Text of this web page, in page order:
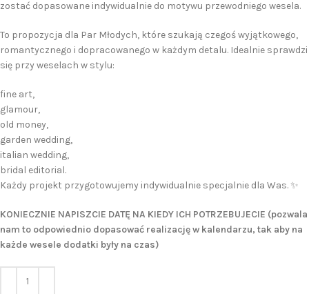
zostać dopasowane indywidualnie do motywu przewodniego wesela.
To propozycja dla Par Młodych, które szukają czegoś wyjątkowego,
romantycznego i dopracowanego w każdym detalu. Idealnie sprawdzi
się przy weselach w stylu:
fine art,
glamour,
old money,
garden wedding,
italian wedding,
bridal editorial.
Każdy projekt przygotowujemy indywidualnie specjalnie dla Was. ✨
KONIECZNIE NAPISZCIE DATĘ NA KIEDY ICH POTRZEBUJECIE (pozwala
nam to odpowiednio dopasować realizację w kalendarzu, tak aby na
każde wesele dodatki były na czas)